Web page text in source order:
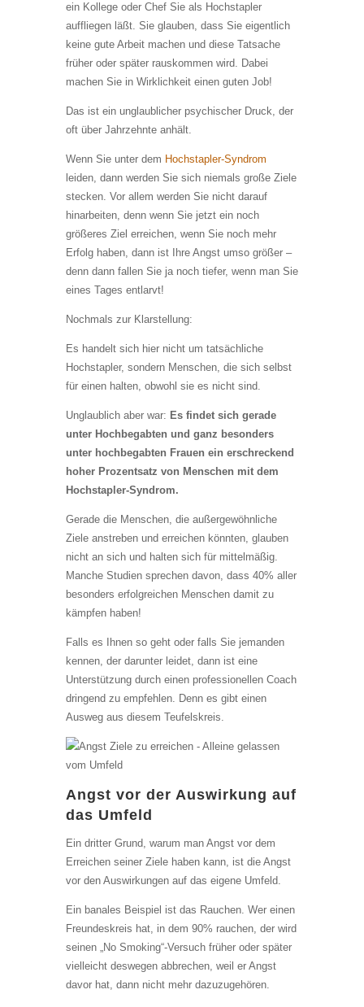
ein Kollege oder Chef Sie als Hochstapler
auffliegen läßt. Sie glauben, dass Sie eigentlich
keine gute Arbeit machen und diese Tatsache
früher oder später rauskommen wird. Dabei
machen Sie in Wirklichkeit einen guten Job!
Das ist ein unglaublicher psychischer Druck, der
oft über Jahrzehnte anhält.
Wenn Sie unter dem Hochstapler-Syndrom
leiden, dann werden Sie sich niemals große Ziele
stecken. Vor allem werden Sie nicht darauf
hinarbeiten, denn wenn Sie jetzt ein noch
größeres Ziel erreichen, wenn Sie noch mehr
Erfolg haben, dann ist Ihre Angst umso größer –
denn dann fallen Sie ja noch tiefer, wenn man Sie
eines Tages entlarvt!
Nochmals zur Klarstellung:
Es handelt sich hier nicht um tatsächliche
Hochstapler, sondern Menschen, die sich selbst
für einen halten, obwohl sie es nicht sind.
Unglaublich aber war: Es findet sich gerade
unter Hochbegabten und ganz besonders
unter hochbegabten Frauen ein erschreckend
hoher Prozentsatz von Menschen mit dem
Hochstapler-Syndrom.
Gerade die Menschen, die außergewöhnliche
Ziele anstreben und erreichen könnten, glauben
nicht an sich und halten sich für mittelmäßig.
Manche Studien sprechen davon, dass 40% aller
besonders erfolgreichen Menschen damit zu
kämpfen haben!
Falls es Ihnen so geht oder falls Sie jemanden
kennen, der darunter leidet, dann ist eine
Unterstützung durch einen professionellen Coach
dringend zu empfehlen. Denn es gibt einen
Ausweg aus diesem Teufelskreis.
Angst vor der Auswirkung auf
das Umfeld
Ein dritter Grund, warum man Angst vor dem
Erreichen seiner Ziele haben kann, ist die Angst
vor den Auswirkungen auf das eigene Umfeld.
Ein banales Beispiel ist das Rauchen. Wer einen
Freundeskreis hat, in dem 90% rauchen, der wird
seinen „No Smoking“-Versuch früher oder später
vielleicht deswegen abbrechen, weil er Angst
davor hat, dann nicht mehr dazuzugehören.